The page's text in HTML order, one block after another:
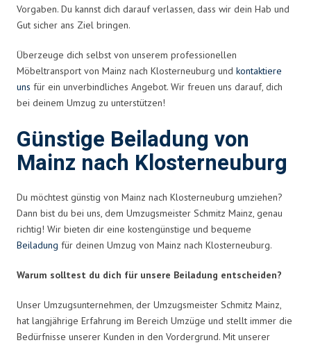
Vorgaben. Du kannst dich darauf verlassen, dass wir dein Hab und
Gut sicher ans Ziel bringen.
Überzeuge dich selbst von unserem professionellen
Möbeltransport von Mainz nach Klosterneuburg und kontaktiere
uns für ein unverbindliches Angebot. Wir freuen uns darauf, dich
bei deinem Umzug zu unterstützen!
Günstige Beiladung von
Mainz nach Klosterneuburg
Du möchtest günstig von Mainz nach Klosterneuburg umziehen?
Dann bist du bei uns, dem Umzugsmeister Schmitz Mainz, genau
richtig! Wir bieten dir eine kostengünstige und bequeme
Beiladung für deinen Umzug von Mainz nach Klosterneuburg.
Warum solltest du dich für unsere Beiladung entscheiden?
Unser Umzugsunternehmen, der Umzugsmeister Schmitz Mainz,
hat langjährige Erfahrung im Bereich Umzüge und stellt immer die
Bedürfnisse unserer Kunden in den Vordergrund. Mit unserer